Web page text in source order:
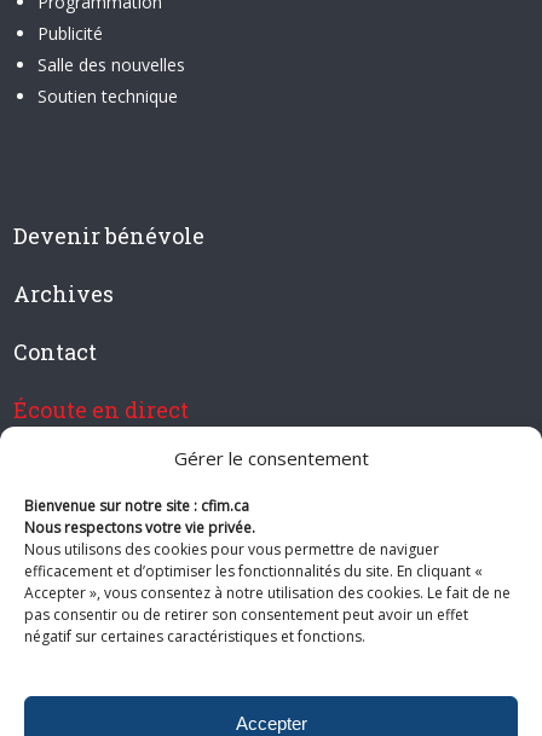
Gérer le consentement
Bienvenue sur notre site : cfim.ca
Nous respectons votre vie privée.
Nous utilisons des cookies pour vous permettre de naviguer
efficacement et d’optimiser les fonctionnalités du site. En cliquant «
Accepter », vous consentez à notre utilisation des cookies. Le fait de ne
pas consentir ou de retirer son consentement peut avoir un effet
négatif sur certaines caractéristiques et fonctions.
Accepter
Publicité
Salle des nouvelles
Soutien technique
Devenir bénévole
Archives
Contact
Écoute en direct
Devenir membre de CFIM
Suivez-nous